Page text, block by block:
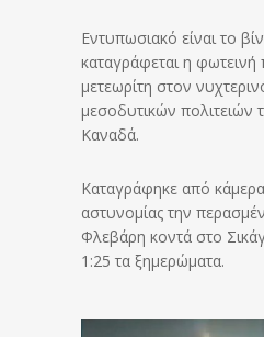
Εντυπωσιακό είναι το
καταγράφεται η φωτεινή
μετεωρίτη στον
μεσοδυτικών πολιτειών
Καναδά.
Καταγράφηκε από
αστυνομίας την
Φλεβάρη κοντά στο
1:25 τα ξημερώματα.